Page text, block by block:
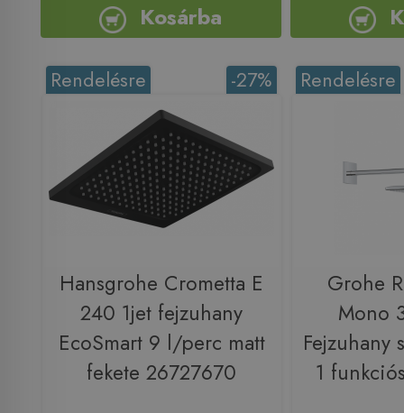
Kosárba
-27%
Rendelésre
Hansgrohe Crometta E
240 1jet fejzuhany
EcoSmart 9 l/perc matt
fekete 26727670
Rendelésre
Grohe
Mono
Fejzuhany
1